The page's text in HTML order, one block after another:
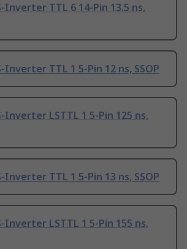
Inverter TTL 6 14-Pin 13.5 ns,
Inverter TTL 1 5-Pin 12 ns, SSOP
Inverter LSTTL 1 5-Pin 125 ns,
Inverter TTL 1 5-Pin 13 ns, SSOP
Inverter LSTTL 1 5-Pin 155 ns,